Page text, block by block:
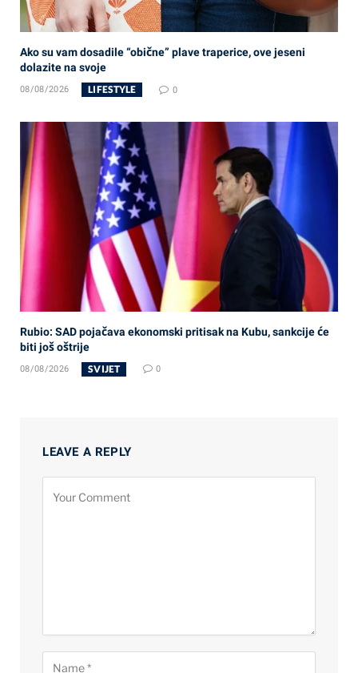
Ako su vam dosadile “obične” plave traperice, ove jeseni
dolazite na svoje
08/08/2026 LIFESTYLE 0
Rubio: SAD pojačava ekonomski pritisak na Kubu, sankcije će
biti još oštrije
08/08/2026 SVIJET 0
LEAVE A REPLY